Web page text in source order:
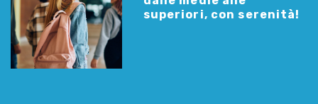
superiori, con serenità!